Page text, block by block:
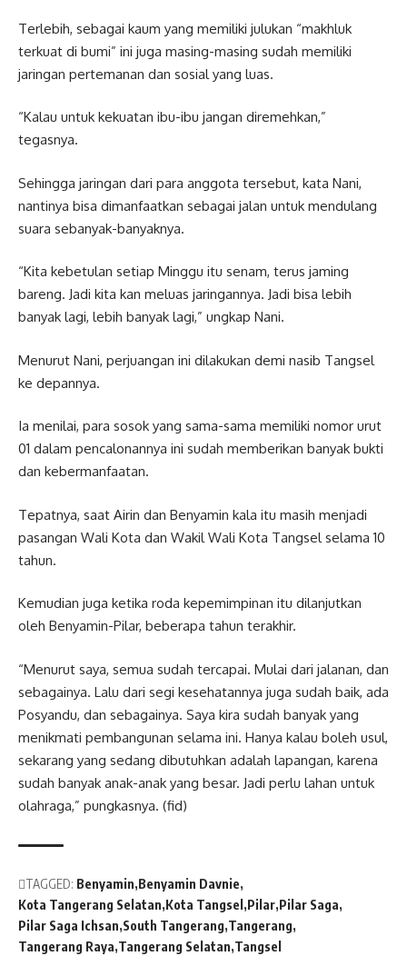
Terlebih, sebagai kaum yang memiliki julukan “makhluk
terkuat di bumi” ini juga masing-masing sudah memiliki
jaringan pertemanan dan sosial yang luas.
“Kalau untuk kekuatan ibu-ibu jangan diremehkan,”
tegasnya.
Sehingga jaringan dari para anggota tersebut, kata Nani,
nantinya bisa dimanfaatkan sebagai jalan untuk mendulang
suara sebanyak-banyaknya.
“Kita kebetulan setiap Minggu itu senam, terus jaming
bareng. Jadi kita kan meluas jaringannya. Jadi bisa lebih
banyak lagi, lebih banyak lagi,” ungkap Nani.
Menurut Nani, perjuangan ini dilakukan demi nasib Tangsel
ke depannya.
Ia menilai, para sosok yang sama-sama memiliki nomor urut
01 dalam pencalonannya ini sudah memberikan banyak bukti
dan kebermanfaatan.
Tepatnya, saat Airin dan Benyamin kala itu masih menjadi
pasangan Wali Kota dan Wakil Wali Kota Tangsel selama 10
tahun.
Kemudian juga ketika roda kepemimpinan itu dilanjutkan
oleh Benyamin-Pilar, beberapa tahun terakhir.
“Menurut saya, semua sudah tercapai. Mulai dari jalanan, dan
sebagainya. Lalu dari segi kesehatannya juga sudah baik, ada
Posyandu, dan sebagainya. Saya kira sudah banyak yang
menikmati pembangunan selama ini. Hanya kalau boleh usul,
sekarang yang sedang dibutuhkan adalah lapangan, karena
sudah banyak anak-anak yang besar. Jadi perlu lahan untuk
olahraga,” pungkasnya. (fid)
TAGGED: Benyamin Benyamin Davnie
Kota Tangerang Selatan Kota Tangsel Pilar Pilar Saga
Pilar Saga Ichsan South Tangerang Tangerang
Tangerang Raya Tangerang Selatan Tangsel